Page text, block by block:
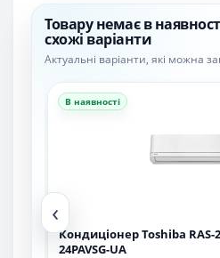
Товару немає в
схожі варіанти
Актуальні варіанти, які можна
‹
В наявності
Кондиціонер Toshiba RAS-
24PAVSG-UA